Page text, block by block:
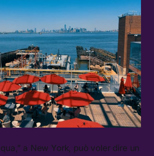
a New York, può voler dire un